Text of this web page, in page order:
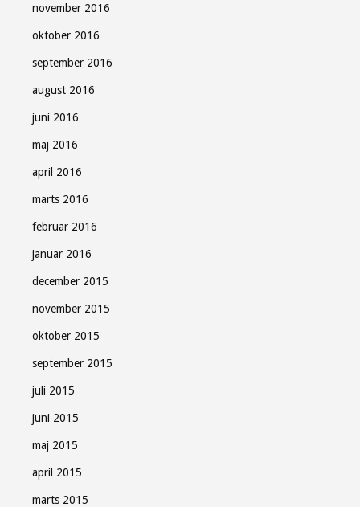
november 2016
oktober 2016
september 2016
august 2016
juni 2016
maj 2016
april 2016
marts 2016
februar 2016
januar 2016
december 2015
november 2015
oktober 2015
september 2015
juli 2015
juni 2015
maj 2015
april 2015
marts 2015